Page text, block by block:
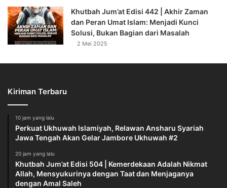
Khutbah Jum’at Edisi 442 | Akhir Zaman
dan Peran Umat Islam: Menjadi Kunci
Solusi, Bukan Bagian dari Masalah
2 Mei 2025
Kiriman Terbaru
10 jam yang lalu
Perkuat Ukhuwah Islamiyah, Relawan Ansharu Syariah
Jawa Tengah Akan Gelar Jambore Ukhuwah #2
20 jam yang lalu
Khutbah Jum’at Edisi 504 | Kemerdekaan Adalah Nikmat
Allah, Mensyukurinya dengan Taat dan Menjaganya
dengan Amal Saleh